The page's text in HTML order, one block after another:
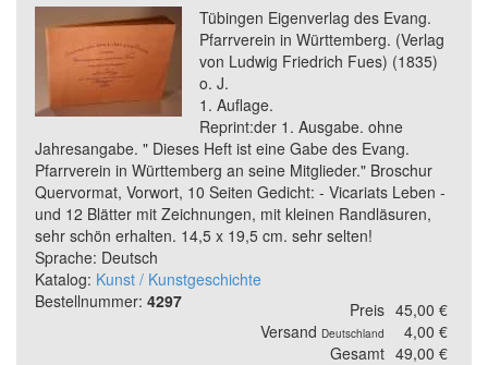
Tübingen Eigenverlag des Evang.
Pfarrverein in Württemberg. (Verlag
von Ludwig Friedrich Fues) (1835)
o. J.
1. Auflage.
Reprint:der 1. Ausgabe. ohne
Jahresangabe. " Dieses Heft ist eine Gabe des Evang.
Pfarrverein in Württemberg an seine Mitglieder." Broschur
Quervormat, Vorwort, 10 Seiten Gedicht: - Vicariats Leben -
und 12 Blätter mit Zeichnungen, mit kleinen Randläsuren,
sehr schön erhalten. 14,5 x 19,5 cm. sehr selten!
Sprache: Deutsch
Katalog: Kunst / Kunstgeschichte
Bestellnummer: 4297 Preis 45,00 €
Versand Deutschland
4,00 €
Gesamt 49,00 €